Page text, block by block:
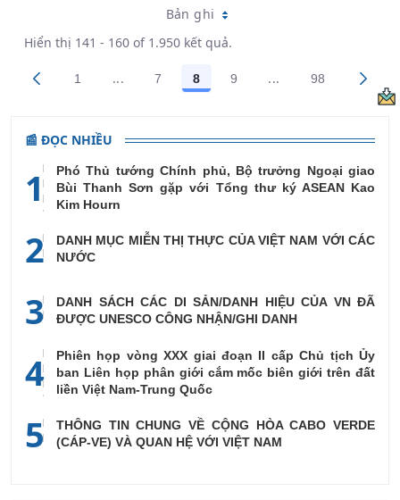
Bản ghi
Hiển thị 141 - 160 of 1.950 kết quả.
Các trang trên cổng
1 ...Trang trung gian Use TAB to navigate.
Các trang trên cổng
7 Các trang trên cổng
8 Các trang trên cổng
9 ...Trang trung gian
Các trang
98
📰 ĐỌC NHIỀU
1
Phó Thủ tướng Chính phủ, Bộ trưởng Ngoại giao
Bùi Thanh Sơn gặp với Tổng thư ký ASEAN Kao
Kim Hourn
2
DANH MỤC MIỄN THỊ THỰC CỦA VIỆT NAM VỚI CÁC
NƯỚC
3
DANH SÁCH CÁC DI SẢN/DANH HIỆU CỦA VN ĐÃ
ĐƯỢC UNESCO CÔNG NHẬN/GHI DANH
4
Phiên họp vòng XXX giai đoạn II cấp Chủ tịch Ủy
ban Liên họp phân giới cắm mốc biên giới trên đất
liền Việt Nam-Trung Quốc
5
THÔNG TIN CHUNG VỀ CỘNG HÒA CABO VERDE
(CÁP-VE) VÀ QUAN HỆ VỚI VIỆT NAM